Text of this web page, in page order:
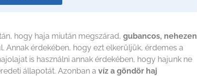
hogy haja miután megszárad, gubancos, nehezen
Annak érdekében, hogy ezt elkerüljük, érdemes a
is használni annak érdekében, hogy hajunk ne
állapotát. Azonban a víz a göndör haj